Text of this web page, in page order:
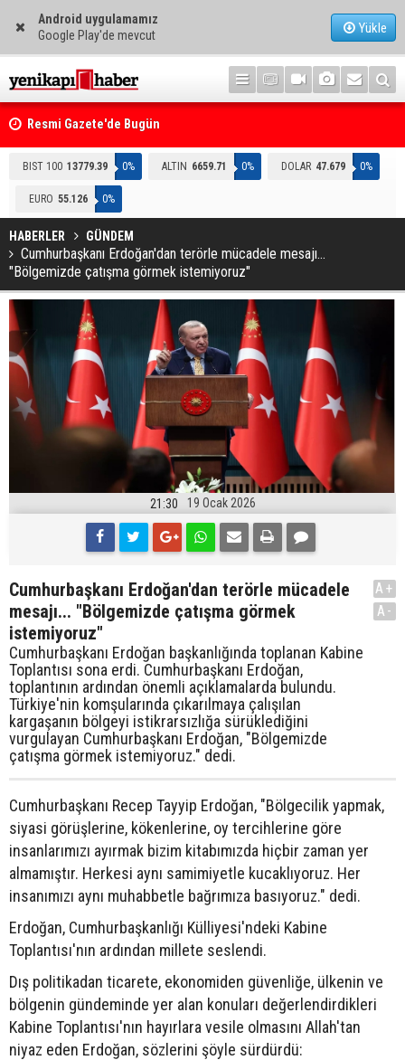
Android uygulamamız
Google Play'de mevcut
Yükle
Resmi Gazete'de Bugün
BIST 100 13779.39 0% ALTIN 6659.71 0% DOLAR 47.679 0%
EURO 55.126 0%
HABERLER GÜNDEM
Cumhurbaşkanı Erdoğan'dan terörle mücadele mesajı...
"Bölgemizde çatışma görmek istemiyoruz"
21:30 19 Ocak 2026
Cumhurbaşkanı Erdoğan'dan terörle mücadele
mesajı... "Bölgemizde çatışma görmek
istemiyoruz"
Cumhurbaşkanı Erdoğan başkanlığında toplanan Kabine
Toplantısı sona erdi. Cumhurbaşkanı Erdoğan,
toplantının ardından önemli açıklamalarda bulundu.
Türkiye'nin komşularında çıkarılmaya çalışılan
kargaşanın bölgeyi istikrarsızlığa sürüklediğini
vurgulayan Cumhurbaşkanı Erdoğan, "Bölgemizde
çatışma görmek istemiyoruz." dedi.
A+
A-
Cumhurbaşkanı Recep Tayyip Erdoğan, "Bölgecilik yapmak,
siyasi görüşlerine, kökenlerine, oy tercihlerine göre
insanlarımızı ayırmak bizim kitabımızda hiçbir zaman yer
almamıştır. Herkesi aynı samimiyetle kucaklıyoruz. Her
insanımızı aynı muhabbetle bağrımıza basıyoruz." dedi.
Erdoğan, Cumhurbaşkanlığı Külliyesi'ndeki Kabine
Toplantısı'nın ardından millete seslendi.
Dış politikadan ticarete, ekonomiden güvenliğe, ülkenin ve
bölgenin gündeminde yer alan konuları değerlendirdikleri
Kabine Toplantısı'nın hayırlara vesile olmasını Allah'tan
niyaz eden Erdoğan, sözlerini şöyle sürdürdü: